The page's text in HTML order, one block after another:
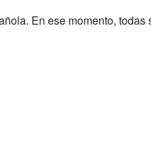
En ese momento, todas